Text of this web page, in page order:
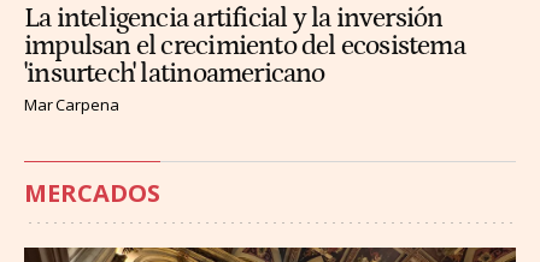
La inteligencia artificial y la inversión
impulsan el crecimiento del ecosistema
'insurtech' latinoamericano
Mar Carpena
MERCADOS